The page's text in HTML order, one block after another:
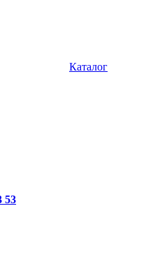
Каталог
53